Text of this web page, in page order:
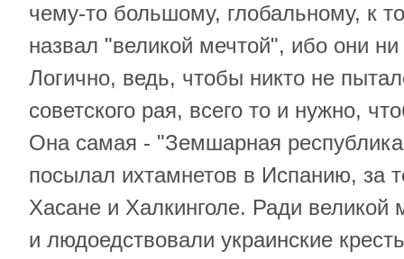
чему-то большому, глобальному, к
назвал "великой мечтой", ибо они ни
Логично, ведь, чтобы никто не
советского рая, всего то и нужно,
Она самая - "Земшарная
посылал ихтамнетов в Испанию, за
Хасане и Халкинголе. Ради великой
и людоедствовали украинские